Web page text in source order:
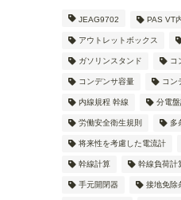
JEAG9702 PAS VT
アウトレットボックス
ガソリンスタンド コ
コンデンサ容量 コン
内線規程 幹線 分電
労働安全衛生規則 多
将来性を考慮した電流計
幹線計算 幹線負荷計
手元開閉器 接地免除